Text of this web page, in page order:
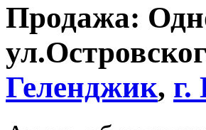
Продажа:
Геленджик, г.